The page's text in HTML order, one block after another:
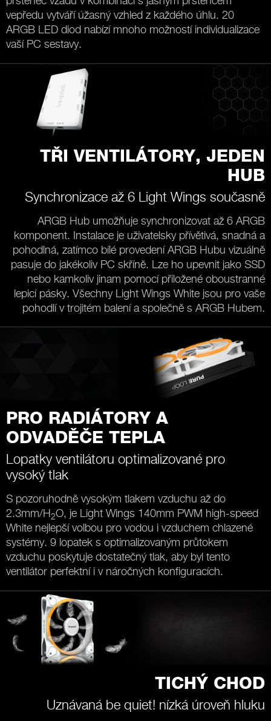
vepředu vytváří úžasný vzhled z každého úhlu. 20
ARGB LED diod nabízí mnoho možností individualizace
vaší PC sestavy.
TŘI VENTILÁTORY, JEDEN
HUB
Synchronizace až 6 Light Wings současně
ARGB Hub umožňuje synchronizovat až 6 ARGB
komponent. Instalace je uživatelsky přívětivá, snadná a
pohodlná, zatímco bílé provedení ARGB Hubu vizuálně
pasuje do jakékoliv PC skříně. Lze ho upevnit jako SSD
nebo kamkoliv jinam pomocí přiložené oboustranné
lepicí pásky. Všechny Light Wings White jsou pro vaše
pohodlí v trojitém balení a společně s ARGB Hubem.
PRO RADIÁTORY A
ODVADĚČE TEPLA
Lopatky ventilátoru optimalizované pro
vysoký tlak
S pozoruhodně vysokým tlakem vzduchu až do
2.3mm/H2O, je Light Wings 140mm PWM high-speed
White nejlepší volbou pro vodou i vzduchem chlazené
systémy. 9 lopatek s optimalizovaným průtokem
vzduchu poskytuje dostatečný tlak, aby byl tento
ventilátor perfektní i v náročných konfiguracích.
TICHÝ CHOD
Uznávaná be quiet! nízká úroveň hluku